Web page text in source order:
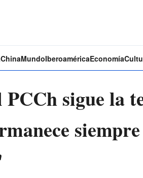
ChinaMundoIberoaméricaEconomía
sigue la